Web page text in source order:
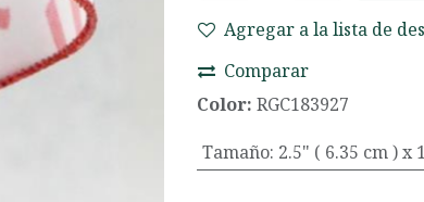
Agregar a la lista de
Comparar
Color: RGC183927
Tamaño: 2.5" ( 6.35 cm ) x